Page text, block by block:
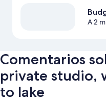
A 2
Comentarios
private studio,
to lake